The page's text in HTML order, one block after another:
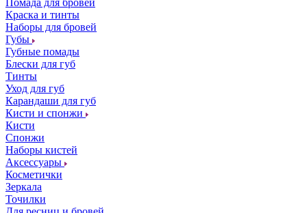
Помада для бровей
Краска и тинты
Наборы для бровей
Губы
Губные помады
Блески для губ
Тинты
Уход для губ
Карандаши для губ
Кисти и спонжи
Кисти
Спонжи
Наборы кистей
Аксессуары
Косметички
Зеркала
Точилки